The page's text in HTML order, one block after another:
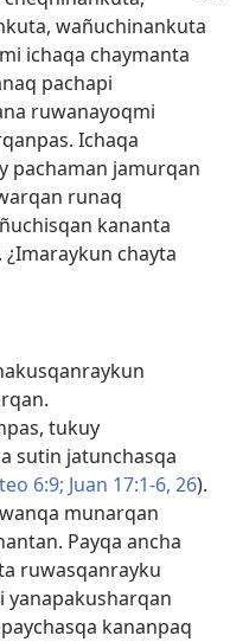
wañuchinankuta
ichaqa chaymanta
pachapi
ruwanayoqmi
Ichaqa
pachaman jamurqan
runaq
kananta
¿Imaraykun chayta
tukuy
sutin jatunchasqa
6:9; Juan 17:1-6, 26).
munarqan
Payqa ancha
ruwasqanrayku
yanapakusharqan
kananpaq